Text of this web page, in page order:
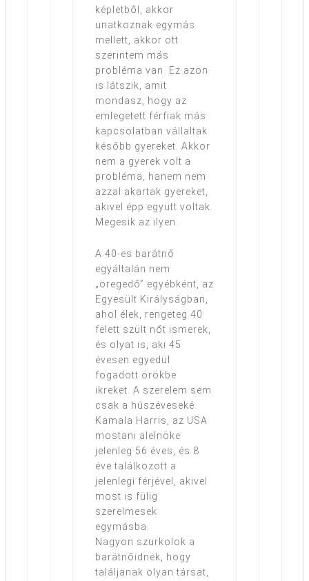
képletből, akkor
unatkoznak egymás
mellett, akkor ott
szerintem más
probléma van. Ez azon
is látszik, amit
mondasz, hogy az
emlegetett férfiak más
kapcsolatban vállaltak
később gyereket. Akkor
nem a gyerek volt a
probléma, hanem nem
azzal akartak gyereket,
akivel épp együtt voltak.
Megesik az ilyen.
A 40-es barátnő
egyáltalán nem
„öregedő” egyébként, az
Egyesült Királyságban,
ahol élek, rengeteg 40
felett szült nőt ismerek,
és olyat is, aki 45
évesen egyedül
fogadott örökbe
ikreket. A szerelem sem
csak a húszéveseké.
Kamala Harris, az USA
mostani alelnöke
jelenleg 56 éves, és 8
éve találkozott a
jelenlegi férjével, akivel
most is fülig
szerelmesek
egymásba.
Nagyon szurkolok a
barátnőidnek, hogy
találjanak olyan társat,